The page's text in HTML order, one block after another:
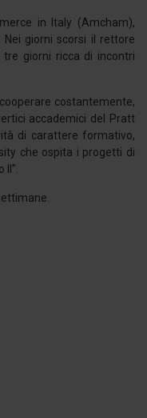
in Italy (Amcham),
giorni scorsi il rettore
tre giorni ricca di incontri
costantemente,
accademici del Pratt
di carattere formativo,
che ospita i progetti di